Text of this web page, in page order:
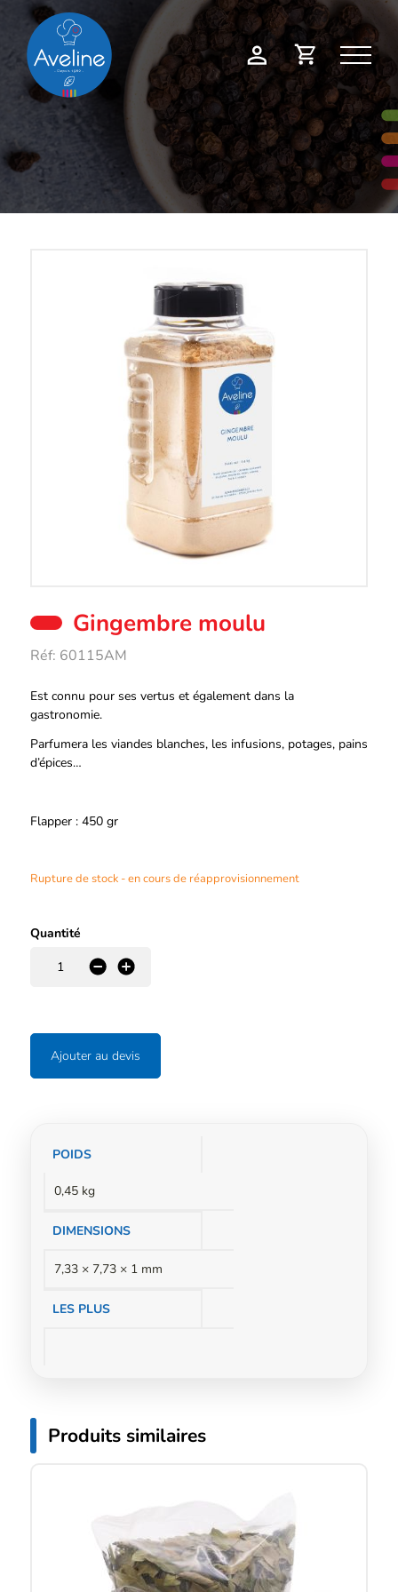
Mon
compte
Demande
de
devis
Gingembre moulu
Réf: 60115AM
Description
Est connu pour ses vertus et également dans la
gastronomie.
Parfumera les viandes blanches, les infusions, potages, pains
d’épices…
Flapper : 450 gr
Rupture de stock - en cours de réapprovisionnement
Quantité
+
-
Ajouter au devis
Informations
POIDS
0,45 kg
DIMENSIONS
7,33 × 7,73 × 1 mm
LES PLUS
Produits similaires
Panneau de gestion des cookies